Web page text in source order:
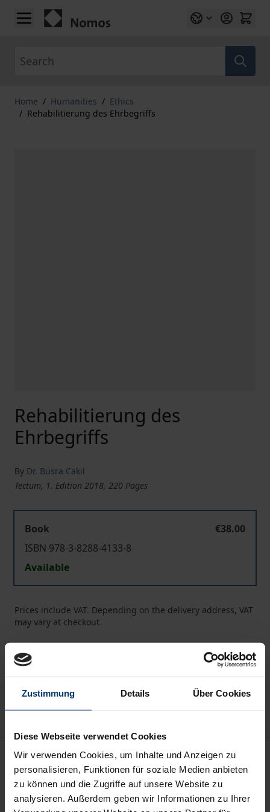
Zustimmung Details Über Cookies
Diese Webseite verwendet Cookies
Wir verwenden Cookies, um Inhalte und Anzeigen zu
personalisieren, Funktionen für soziale Medien anbieten
zu können und die Zugriffe auf unsere Website zu
analysieren. Außerdem geben wir Informationen zu Ihrer
Skip to Content
Home / Humanities / Ethics
/ Rehabilitierung des Ehrbegriffs
Rehabilitierung des
Ehrbegriffs
By Dr. Büsra Cakil
Tectum, 1. Edition 2018, 220 Pages
Book
€38.00
ISBN 978-3-8288-4133-8
Available
Prices include VAT. Depending on the delivery address, VAT
may vary at checkout.
Add to Wish List
Delivery cost notice
Description
Heutzutage ist es üblich, die Ehre als einen
obsoleten Begriff zu betrachten, der nur einem